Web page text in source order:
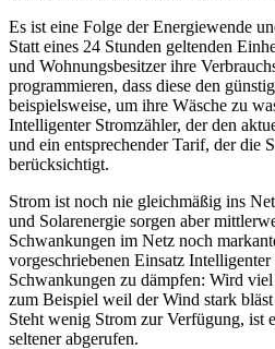
Es ist eine Folge der Energiewende
Statt eines 24 Stunden geltenden
und Wohnungsbesitzer ihre
programmieren, dass diese den
beispielsweise, um ihre Wäsche zu
Intelligenter Stromzähler, der den
und ein entsprechender Tarif, der die
berücksichtigt.
Strom ist noch nie gleichmäßig ins
und Solarenergie sorgen aber
Schwankungen im Netz noch
vorgeschriebenen Einsatz
Schwankungen zu dämpfen: Wird
zum Beispiel weil der Wind stark
Steht wenig Strom zur Verfügung, ist
seltener abgerufen.